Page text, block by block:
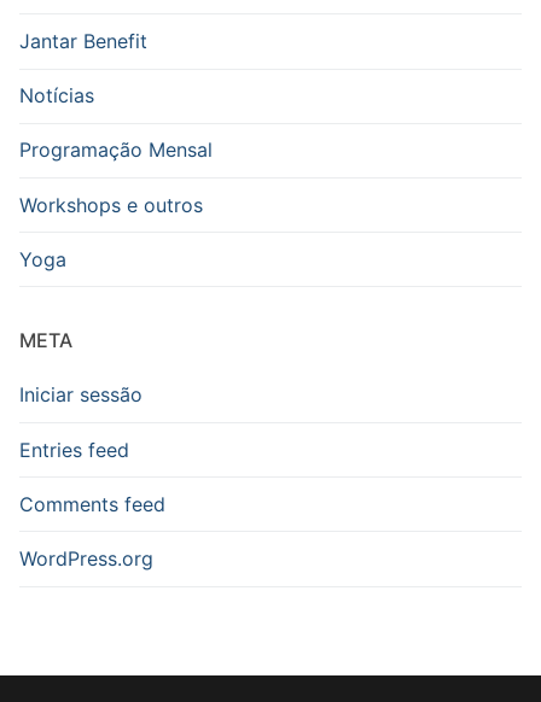
Jantar Benefit
Notícias
Programação Mensal
Workshops e outros
Yoga
META
Iniciar sessão
Entries feed
Comments feed
WordPress.org